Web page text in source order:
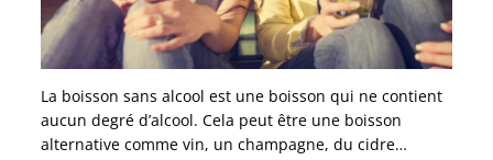
La boisson sans alcool est une boisson qui ne contient
aucun degré d’alcool. Cela peut être une boisson
alternative comme vin, un champagne, du cidre…